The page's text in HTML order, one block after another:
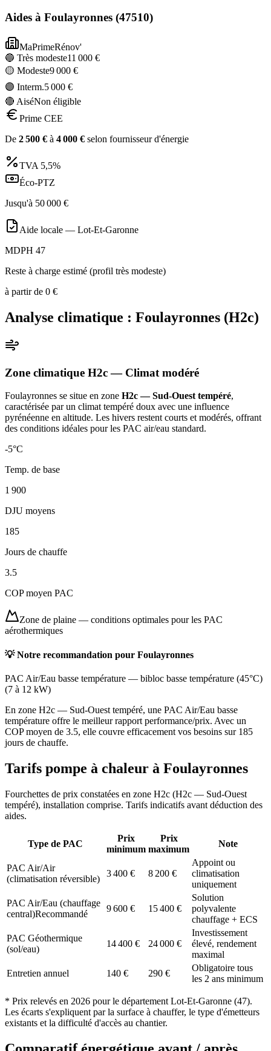
Aides à Foulayronnes (47510)
MaPrimeRénov'
🔵 Très modeste11 000 €
🟡 Modeste9 000 €
🟣 Interm.5 000 €
🔴 AiséNon éligible
Prime CEE
De 2 500 € à 4 000 € selon fournisseur d'énergie
TVA 5,5%
Éco-PTZ
Jusqu'à 50 000 €
Aide locale — Lot-Et-Garonne
MDPH 47
Reste à charge estimé (profil très modeste)
à partir de 0 €
Analyse climatique : Foulayronnes (H2c)
Zone climatique H2c— Climat modéré
Foulayronnes se situe en zone H2c — Sud-Ouest tempéré,
caractérisée par un climat tempéré doux avec une influence
pyrénéenne en altitude. Les hivers restent courts et modérés, offrant
des conditions idéales pour les PAC air/eau standard.
-5°C
Temp. de base
1 900
DJU moyens
185
Jours de chauffe
3.5
COP moyen PAC
Zone de plaine — conditions optimales pour les PAC
aérothermiques
💡 Notre recommandation pour Foulayronnes
PAC Air/Eau basse température — bibloc basse température (45°C)
(7 à 12 kW)
En zone H2c — Sud-Ouest tempéré, une PAC Air/Eau basse
température offre le meilleur rapport performance/prix. Avec un
COP moyen de 3.5, elle couvre efficacement vos besoins sur 185
jours de chauffe.
Tarifs pompe à chaleur à Foulayronnes
Fourchettes de prix constatées en zone H2c (H2c — Sud-Ouest
tempéré), installation comprise. Tarifs indicatifs avant déduction des
aides.
Type de PAC
Prix
minimum
Prix
maximum
Note
PAC Air/Air
(climatisation réversible)
3 400 € 8 200 €
Appoint ou
climatisation
uniquement
PAC Air/Eau (chauffage
central)Recommandé
9 600 € 15 400 €
Solution
polyvalente
chauffage + ECS
PAC Géothermique
(sol/eau)
14 400 € 24 000 €
Investissement
élevé, rendement
maximal
Entretien annuel
140 € 290 €
Obligatoire tous
les 2 ans minimum
* Prix relevés en 2026 pour le département Lot-Et-Garonne (47).
Les écarts s'expliquent par la surface à chauffer, le type d'émetteurs
existants et la difficulté d'accès au chantier.